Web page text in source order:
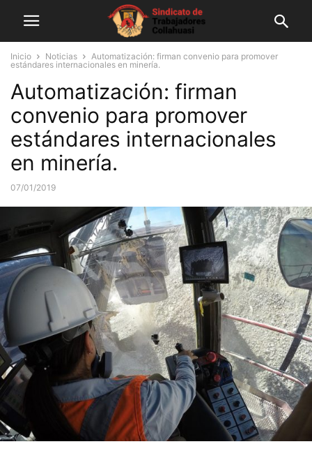
Inicio Noticias
Automatización: firman convenio para promover
estándares internacionales en minería.
Automatización: firman
convenio para promover
estándares internacionales
en minería.
07/01/2019